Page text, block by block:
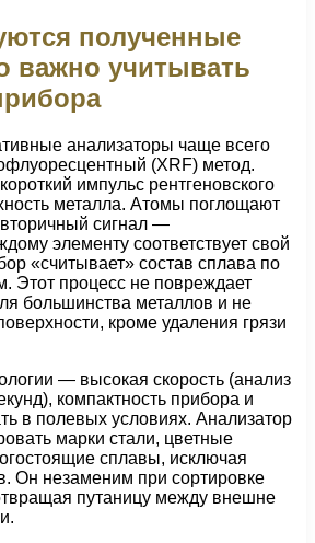
полученные
важно учитывать
анализаторы чаще всего
(XRF) метод.
импульс рентгеновского
металла. Атомы поглощают
сигнал —
элементу соответствует свой
«считывает» состав сплава по
Этот процесс не повреждает
большинства металлов и не
кроме удаления грязи
— высокая скорость (анализ
компактность прибора и
в полевых условиях. Анализатор
марки стали, цветные
сплавы, исключая
Он незаменим при сортировке
путаницу между внешне